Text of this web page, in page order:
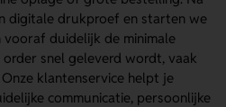
digitale drukproef en starten we
vooraf duidelijk de minimale
snel geleverd wordt, vaak
klantenservice helpt je
communicatie, persoonlijke